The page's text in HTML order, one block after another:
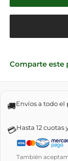
Comparte este
🚚Envíos a todo el
💳Hasta 12
También